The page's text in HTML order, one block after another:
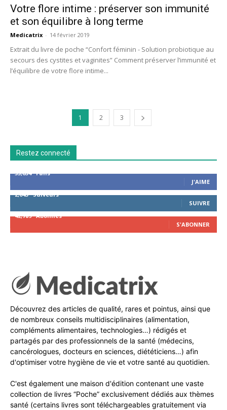
Votre flore intime : préserver son immunité
et son équilibre à long terme
Medicatrix - 14 février 2019
Extrait du livre de poche “Confort féminin - Solution probiotique au
secours des cystites et vaginites” Comment préserver l’immunité et
l’équilibre de votre flore intime...
1 2 3
Restez connecté
53,654
Fans
J'AIME
2,043 Suiveurs
SUIVRE
42,789 Abonnés
S'ABONNER
Découvrez des articles de qualité, rares et pointus, ainsi que
de nombreux conseils multidisciplinaires (alimentation,
compléments alimentaires, technologies…) rédigés et
partagés par des professionnels de la santé (médecins,
cancérologues, docteurs en sciences, diététiciens…) afin
d'optimiser votre hygiène de vie et votre santé au quotidien.
C'est également une maison d'édition contenant une vaste
collection de livres “Poche” exclusivement dédiés aux thèmes
santé (certains livres sont téléchargeables gratuitement via